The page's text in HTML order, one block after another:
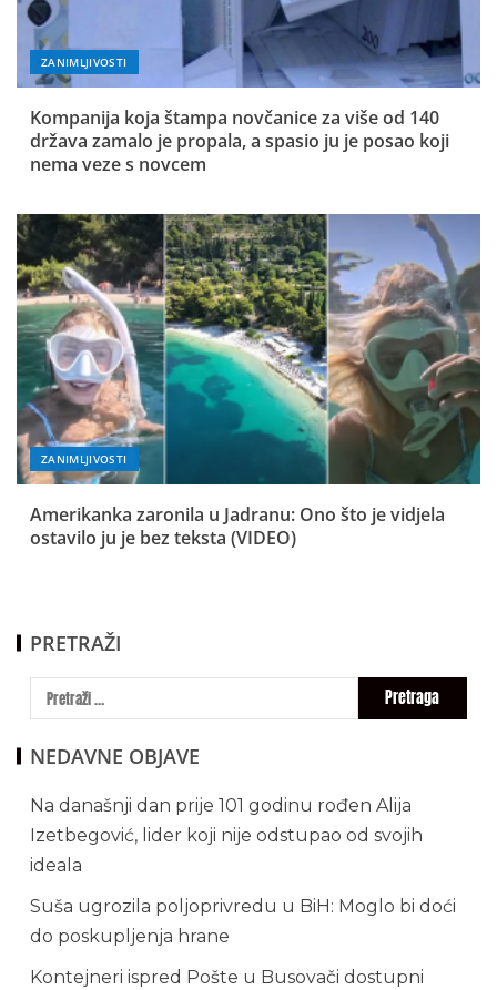
ZANIMLJIVOSTI
Kompanija koja štampa novčanice za više od 140
država zamalo je propala, a spasio ju je posao koji
nema veze s novcem
ZANIMLJIVOSTI
Amerikanka zaronila u Jadranu: Ono što je vidjela
ostavilo ju je bez teksta (VIDEO)
PRETRAŽI
NEDAVNE OBJAVE
Na današnji dan prije 101 godinu rođen Alija
Izetbegović, lider koji nije odstupao od svojih
ideala
Suša ugrozila poljoprivredu u BiH: Moglo bi doći
do poskupljenja hrane
Kontejneri ispred Pošte u Busovači dostupni